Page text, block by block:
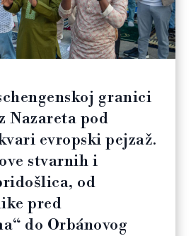
granici
Nazareta pod
evropski pejzaž.
stvarnih i
od
pred
do Orbánovog